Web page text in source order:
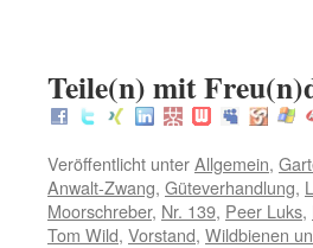
Teile(n) mit
Veröffentlicht unterAllgemein,
Anwalt-Zwang, Güteverhandlung,
Moorschreber, Nr. 139, Peer Luks,
Tom Wild, Vorstand, Wildbienen